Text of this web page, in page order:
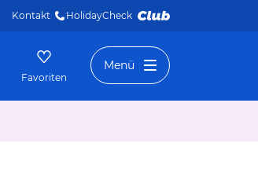
Kontakt HolidayCheck
Favoriten
Menü